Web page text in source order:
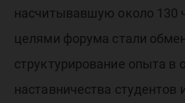
насчитывавшую около 130
целями форума стали
структурирование опыта в
наставничества студентов